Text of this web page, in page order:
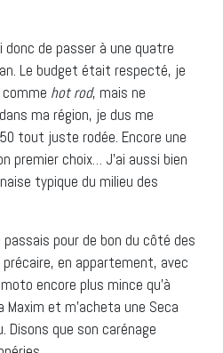
donc de passer à une quatre
Le budget était respecté, je
hot rod, mais ne
ma région, je dus me
tout juste rodée. Encore une
premier choix… J’ai aussi bien
typique du milieu des
pour de bon du côté des
en appartement, avec
encore plus mince qu’à
et m’acheta une Seca
Disons que son carénage